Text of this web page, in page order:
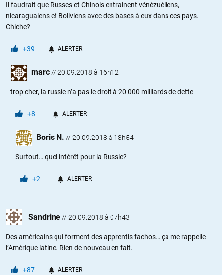
Il faudrait que Russes et Chinois entrainent vénézuéliens,
nicaraguaiens et Boliviens avec des bases à eux dans ces pays.
Chiche?
+39 ALERTER
marc // 20.09.2018 à 16h12
trop cher, la russie n’a pas le droit à 20 000 milliards de dette
+8 ALERTER
Boris N. // 20.09.2018 à 18h54
Surtout… quel intérêt pour la Russie?
+2 ALERTER
Sandrine // 20.09.2018 à 07h43
Des américains qui forment des apprentis fachos… ça me rappelle
l’Amérique latine. Rien de nouveau en fait.
+87 ALERTER